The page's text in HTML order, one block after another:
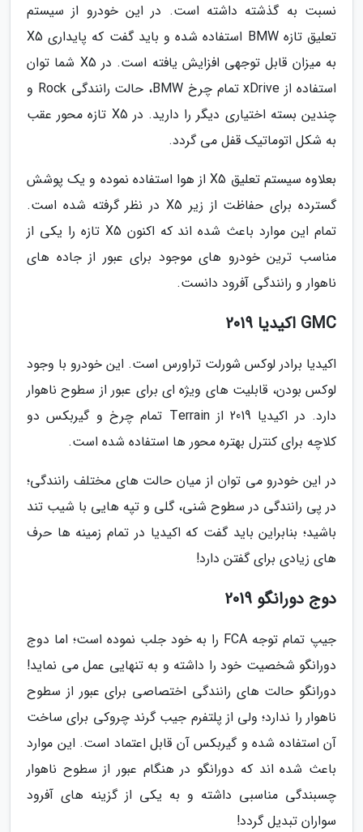
نسبت به گذشته داشته است. در این خودرو از سیستم
تعلیق تازه BMW استفاده شده و باید گفت که پایداری X5
به میزان قابل توجهی افزایش یافته است. در X5 شما توان
استفاده از xDrive تمام چرخ BMW، حالت رانندگی Rock و
چندین بسته اختیاری دیگر را دارید. در X5 تازه محور عقب
به شکل اتوماتیک قفل می گردد.
بعلاوه سیستم تعلیق X5 از هوا استفاده نموده و یک پوشش
گسترده برای حفاظت از زیر X5 در نظر گرفته شده است.
تمام این موارد باعث شده اند که اکنون X5 تازه را یکی از
مناسب ترین خودرو های موجود برای عبور از جاده های
ناهوار و رانندگی آفرود دانست.
GMC اکیدیا 2019
اکیدیا برادر لوکس شورلت تراورس است. این خودرو با وجود
لوکس بودن، قابلیت های ویژه ای برای عبور از سطوح ناهوار
دارد. در اکیدیا 2019 از Terrain تمام چرخ و گیربکس دو
کلاچه برای کنترل بهتره محور ها استفاده شده است.
در این خودرو می توان از میان حالت های مختلف رانندگی؛
در پی رانندگی در سطوح شنی، گلی و تپه هایی با شیب تند
باشید؛ بنابراین باید گفت که اکیدیا در تمام زمینه ها حرف
های زیادی برای گفتن دارد!
دوج دورانگو 2019
جیپ تمام توجه FCA را به خود جلب نموده است؛ اما دوج
دورانگو شخصیت خود را داشته و به تنهایی عمل می نماید!
دورانگو حالت های رانندگی اختصاصی برای عبور از سطوح
ناهوار را ندارد؛ ولی از پلتفرم جیب گرند چروکی برای ساخت
آن استفاده شده و گیربکس آن قابل اعتماد است. این موارد
باعث شده اند که دورانگو در هنگام عبور از سطوح ناهوار
چسبندگی مناسبی داشته و به یکی از گزینه های آفرود
سواران تبدیل گردد!